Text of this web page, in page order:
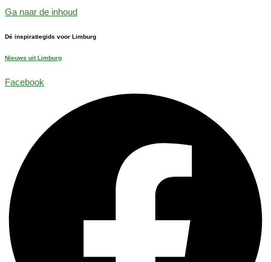
Ga naar de inhoud
Dé inspiratiegids voor Limburg
Nieuws uit Limburg
Facebook